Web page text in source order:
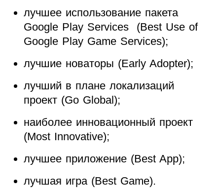
лучшее использование пакета
Google Play Services (Best Use of
Google Play Game Services);
лучшие новаторы (Early Adopter);
лучший в плане локализаций
проект (Go Global);
наиболее инновационный проект
(Most Innovative);
лучшее приложение (Best App);
лучшая игра (Best Game).